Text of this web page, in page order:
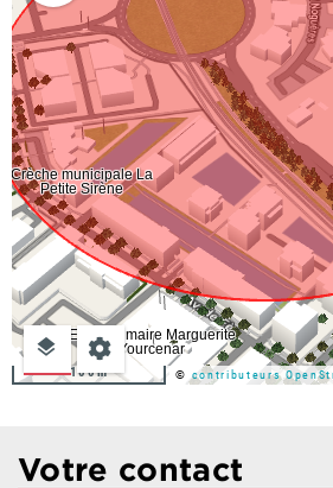
100m © contributeurs
Votre contact